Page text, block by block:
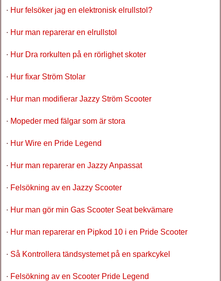
· Hur felsöker jag en elektronisk elrullstol?
· Hur man reparerar en elrullstol
· Hur Dra rorkulten på en rörlighet skoter
· Hur fixar Ström Stolar
· Hur man modifierar Jazzy Ström Scooter
· Mopeder med fälgar som är stora
· Hur Wire en Pride Legend
· Hur man reparerar en Jazzy Anpassat
· Felsökning av en Jazzy Scooter
· Hur man gör min Gas Scooter Seat bekvämare
· Hur man reparerar en Pipkod 10 i en Pride Scooter
· Så Kontrollera tändsystemet på en sparkcykel
· Felsökning av en Scooter Pride Legend